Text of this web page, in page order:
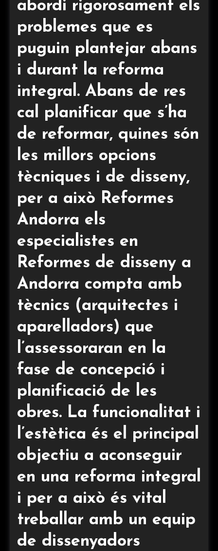
abordi rigorosament els
problemes que es
puguin plantejar abans
i durant la reforma
integral. Abans de res
cal planificar que s’ha
de reformar, quines són
les millors opcions
tècniques i de disseny,
per a això Reformes
Andorra els
especialistes en
Reformes de disseny a
Andorra compta amb
tècnics (arquitectes i
aparelladors) que
l’assessoraran en la
fase de concepció i
planificació de les
obres. La funcionalitat i
l’estètica és el principal
objectiu a aconseguir
en una reforma integral
i per a això és vital
treballar amb un equip
de dissenyadors